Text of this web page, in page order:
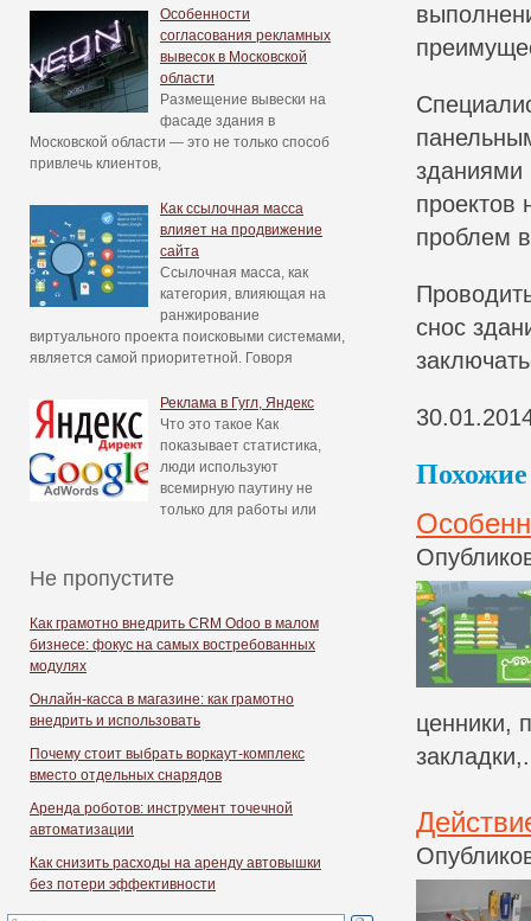
Особенности
согласования рекламных
вывесок в Московской
области
Размещение вывески на
фасаде здания в
Московской области — это не только способ
привлечь клиентов,
Как ссылочная масса
влияет на продвижение
сайта
Ссылочная масса, как
категория, влияющая на
ранжирование
виртуального проекта поисковыми системами,
является самой приоритетной. Говоря
Реклама в Гугл, Яндекс
Что это такое Как
показывает статистика,
люди используют
всемирную паутину не
только для работы или
Не пропустите
Как грамотно внедрить CRM Odoo в малом
бизнесе: фокус на самых востребованных
модулях
Онлайн-касса в магазине: как грамотно
внедрить и использовать
Почему стоит выбрать воркаут-комплекс
вместо отдельных снарядов
Аренда роботов: инструмент точечной
автоматизации
Как снизить расходы на аренду автовышки
без потери эффективности
зданиями
проектов
проблем
снос
Похожие
ценники,